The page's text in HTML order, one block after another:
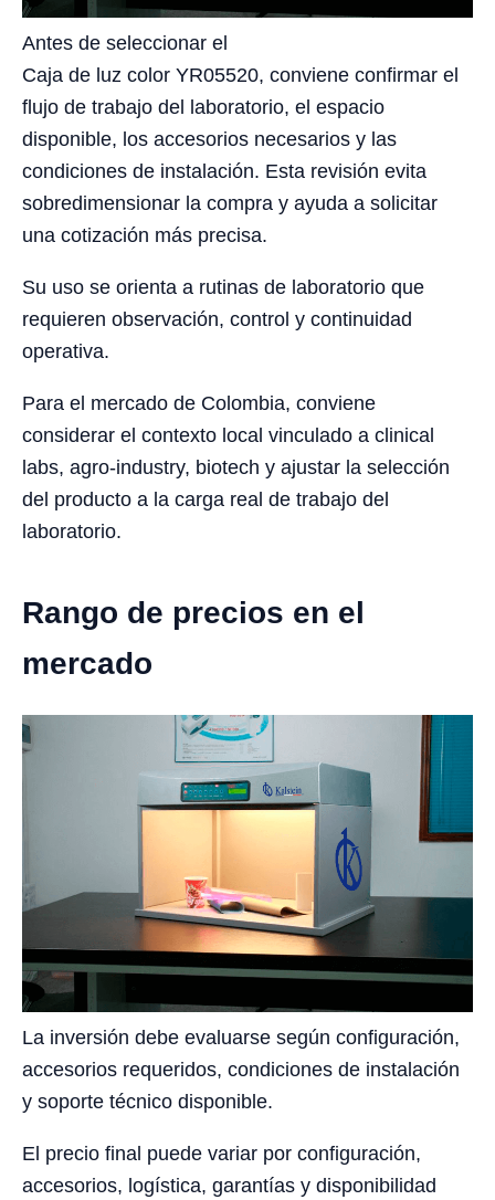
Antes de seleccionar el
Caja de luz color YR05520, conviene confirmar el
flujo de trabajo del laboratorio, el espacio
disponible, los accesorios necesarios y las
condiciones de instalación. Esta revisión evita
sobredimensionar la compra y ayuda a solicitar
una cotización más precisa.
Su uso se orienta a rutinas de laboratorio que
requieren observación, control y continuidad
operativa.
Para el mercado de Colombia, conviene
considerar el contexto local vinculado a clinical
labs, agro-industry, biotech y ajustar la selección
del producto a la carga real de trabajo del
laboratorio.
Rango de precios en el
mercado
La inversión debe evaluarse según configuración,
accesorios requeridos, condiciones de instalación
y soporte técnico disponible.
El precio final puede variar por configuración,
accesorios, logística, garantías y disponibilidad